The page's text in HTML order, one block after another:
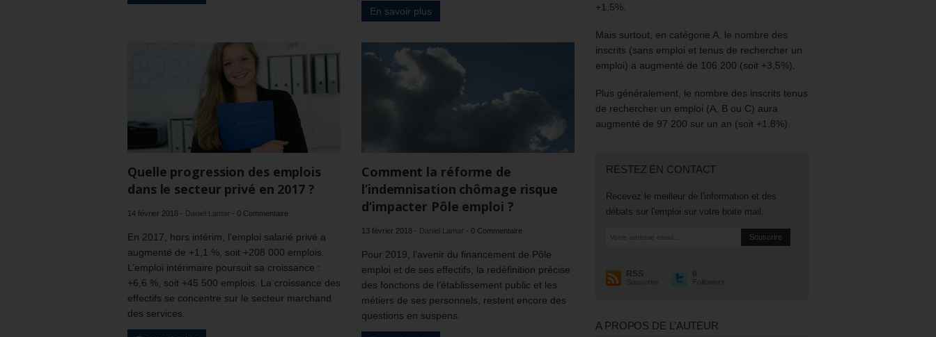
En savoir plus
Quelle progression des emplois
dans le secteur privé en 2017 ?
14 février 2018 - Daniel Lamar - 0 Commentaire
En 2017, hors intérim, l’emploi salarié privé a
augmenté de +1,1 %, soit +208 000 emplois.
L’emploi intérimaire poursuit sa croissance :
+6,6 %, soit +45 500 emplois. La croissance des
effectifs se concentre sur le secteur marchand
des services.
Comment la réforme de
l’indemnisation chômage risque
d’impacter Pôle emploi ?
13 février 2018 - Daniel Lamar - 0 Commentaire
Pour 2019, l’avenir du financement de Pôle
emploi et de ses effectifs, la redéfinition précise
des fonctions de l’établissement public et les
métiers de ses personnels, restent encore des
questions en suspens.
+1,5%.
Mais surtout, en catégorie A, le nombre des
inscrits (sans emploi et tenus de rechercher un
emploi) a augmenté de 106 200 (soit +3,5%).
Plus généralement, le nombre des inscrits tenus
de rechercher un emploi (A, B ou C) aura
augmenté de 97 200 sur un an (soit +1,8%).
RESTEZ EN CONTACT
Recevez le meilleur de l'information et des
débats sur l'emploi sur votre boite mail.
RSS
Souscrire
0
Followers
A PROPOS DE L’AUTEUR